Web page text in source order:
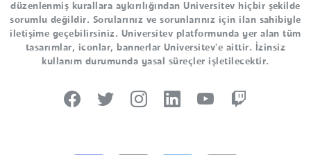
düzenlenmiş kurallara aykırılığından Universitev hiçbir şekilde
sorumlu değildir. Sorularınız ve sorunlarınız için ilan sahibiyle
iletişime geçebilirsiniz. Universitev platformunda yer alan tüm
tasarımlar, iconlar, bannerlar Universitev'e aittir. İzinsiz
kullanım durumunda yasal süreçler işletilecektir.